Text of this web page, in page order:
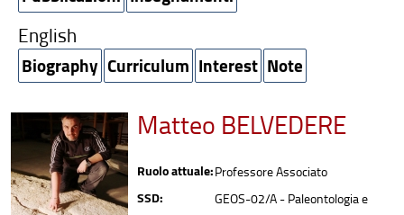
English
Biography Curriculum Interest Note
Matteo BELVEDERE
Ruolo attuale:Professore Associato
SSD:
GEOS-02/A - Paleontologia e